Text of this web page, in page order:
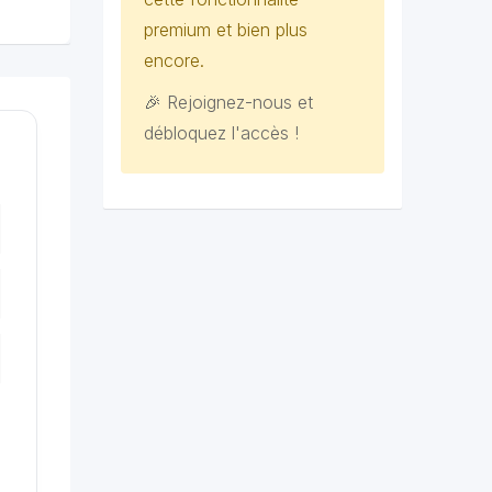
premium et bien plus
encore.
🎉 Rejoignez-nous et
débloquez l'accès !